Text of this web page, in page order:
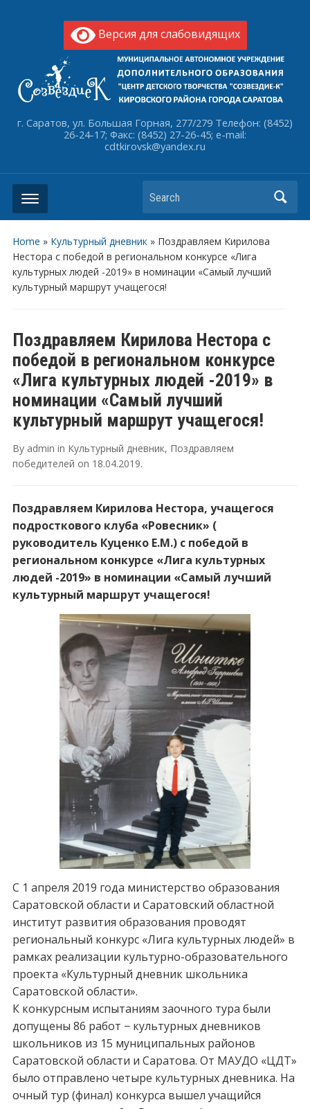
Версия для слабовидящих
г. Саратов, ул. Большая Горная, 277/279 Телефон: (8452)
26-24-17; Факс: (8452) 27-26-45; e-mail:
cdtkirovsk@yandex.ru
Search
Home » Культурный дневник» Поздравляем Кирилова
Нестора с победой в региональном конкурсе «Лига
культурных людей -2019» в номинации «Самый лучший
культурный маршрут учащегося!
Поздравляем Кирилова Нестора с
победой в региональном конкурсе
«Лига культурных людей -2019» в
номинации «Самый лучший
культурный маршрут учащегося!
By admin in Культурный дневник, Поздравляем
победителей on 18.04.2019.
Поздравляем Кирилова Нестора, учащегося
подросткового клуба «Ровесник» (
руководитель Куценко Е.М.) с победой в
региональном конкурсе «Лига культурных
людей -2019» в номинации «Самый лучший
культурный маршрут учащегося!
С 1 апреля 2019 года министерство образования
Саратовской области и Саратовский областной
институт развития образования проводят
региональный конкурс «Лига культурных людей» в
рамках реализации культурно-образовательного
проекта «Культурный дневник школьника
Саратовской области».
К конкурсным испытаниям заочного тура были
допущены 86 работ − культурных дневников
школьников из 15 муниципальных районов
Саратовской области и Саратова. От МАУДО «ЦДТ»
было отправлено четыре культурных дневника. На
очный тур (финал) конкурса вышел учащийся